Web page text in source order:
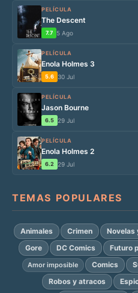
PELÍCULA
The Descent
7.7 5 Ago
PELÍCULA
Enola Holmes 3
5.6 30 Jul
PELÍCULA
Jason Bourne
6.5 29 Jul
PELÍCULA
Enola Holmes 2
6.2 29 Jul
TEMAS POPULARES
Animales Crimen Novelas
Gore DC Comics Futuro
Amor imposible Comics
Robos y atracos